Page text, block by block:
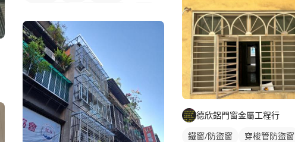
陽台窗戶
德欣鋁門窗金屬工程行
鐵窗/防盜窗 穿梭管防盜窗